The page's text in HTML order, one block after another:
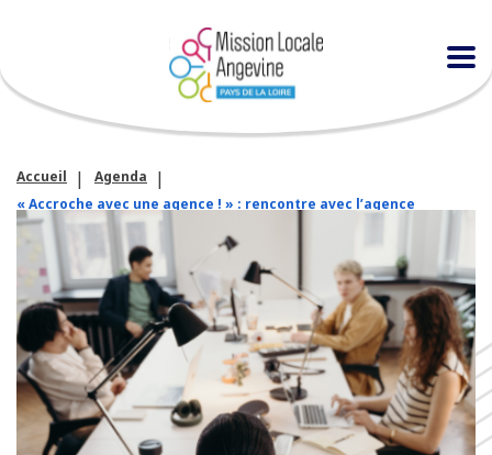
Accueil
Agenda
« Accroche avec une agence ! » : rencontre avec l’agence
d’emploi ETTIC